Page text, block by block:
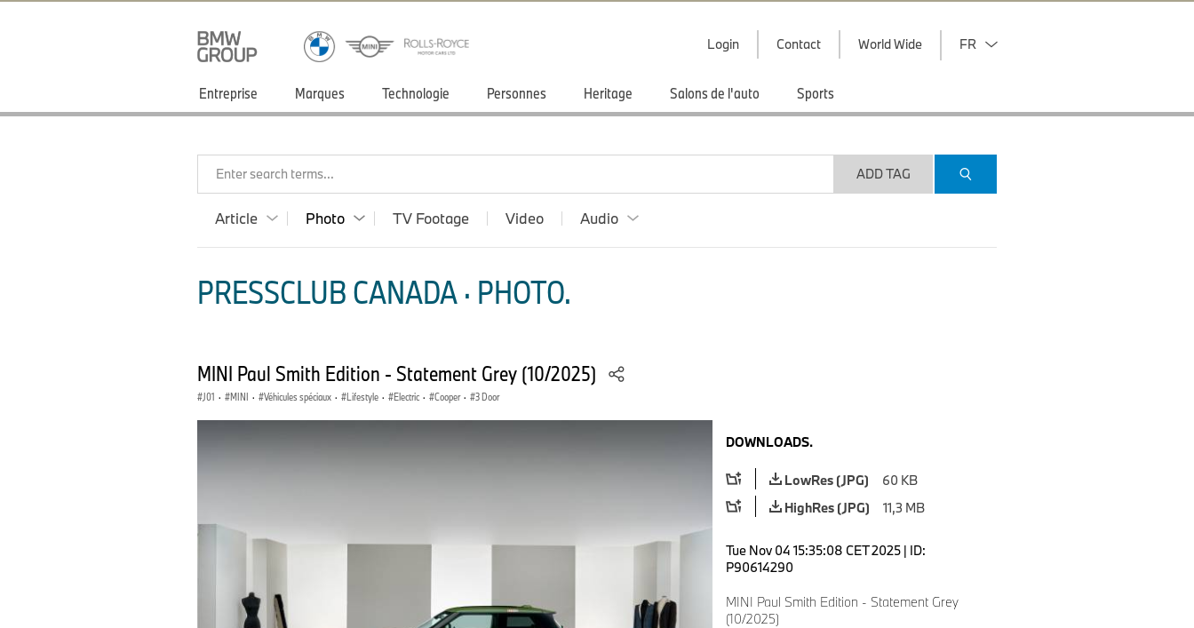
Login Contact World Wide FR
Entreprise Marques Technologie Personnes Heritage Salons de l'auto Sports
Enter search terms... ADD TAG
Article Photo TV Footage Video Audio
PRESSCLUB CANADA · PHOTO.
MINI Paul Smith Edition - Statement Grey (10/2025)
J01 · MINI · Véhicules spéciaux · Lifestyle · Electric · Cooper · 3 Door
DOWNLOADS.
LowRes (JPG)
60 KB
HighRes (JPG)
11,3 MB
Tue Nov 04 15:35:08 CET 2025 | ID:
P90614290
MINI Paul Smith Edition - Statement Grey
(10/2025)